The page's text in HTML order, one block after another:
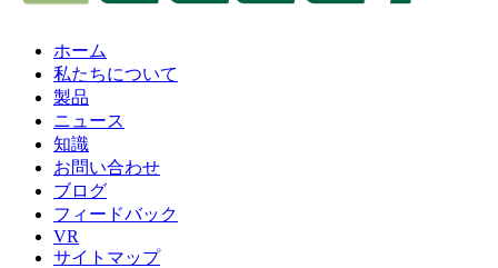
ホーム
私たちについて
製品
ニュース
知識
お問い合わせ
ブログ
フィードバック
VR
サイトマップ